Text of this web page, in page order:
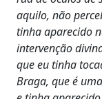
aquilo, não
tinha aparecido
intervenção
que eu tinha
Braga, que é